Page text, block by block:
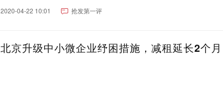
2020-04-22 10:01 抢发第一评
北京升级中小微企业纾困措施，减租延长2个月